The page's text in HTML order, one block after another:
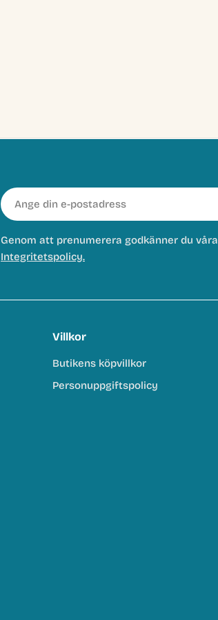
E-
post
Genom att prenumerera godkänner du våra
Integritetspolicy.
Villkor
Butikens köpvillkor
Personuppgiftspolicy